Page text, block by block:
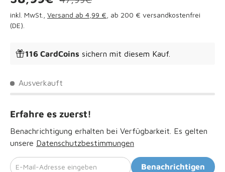
inkl. MwSt., Versand ab 4,99 € , ab 200 € versandkostenfrei
(DE).
116 CardCoins sichern mit diesem Kauf.
Ausverkauft
Erfahre es zuerst!
Benachrichtigung erhalten bei Verfügbarkeit. Es gelten
unsere Datenschutzbestimmungen
E-Mail-Adresse eingeben Benachrichtigen